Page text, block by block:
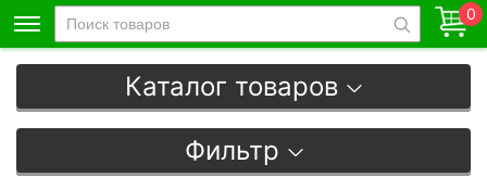
0
Каталог товаров
Фильтр